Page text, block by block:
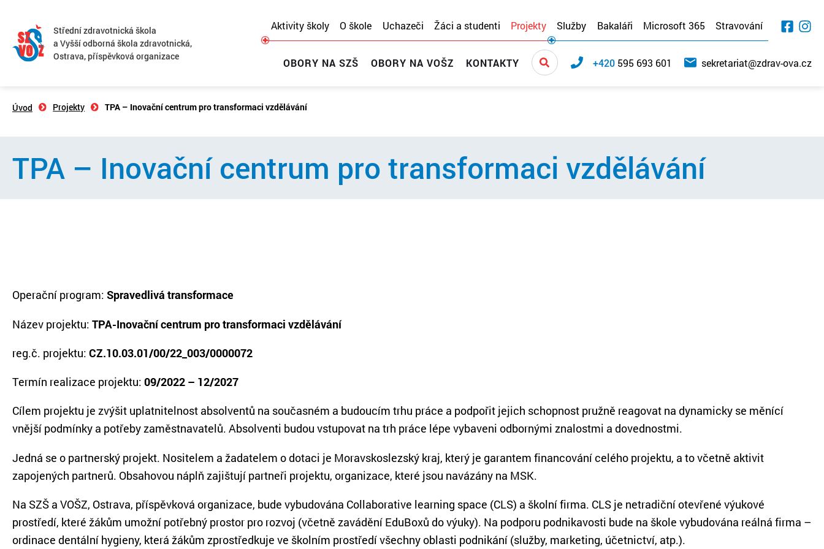
Střední zdravotnická škola
a Vyšší odborná škola zdravotnická,
Ostrava, příspěvková organizace
Aktivity školy O škole Uchazeči Žáci a studenti Projekty Služby Bakaláři Microsoft 365 Stravování
OBORY NA SZŠ OBORY NA VOŠZ KONTAKTY +420 595 693 601 sekretariat@zdrav-ova.cz
Úvod Projekty TPA – Inovační centrum pro transformaci vzdělávání
TPA – Inovační centrum pro transformaci vzdělávání
Operační program: Spravedlivá transformace
Název projektu: TPA-Inovační centrum pro transformaci vzdělávání
reg.č. projektu: CZ.10.03.01/00/22_003/0000072
Termín realizace projektu: 09/2022 – 12/2027
Cílem projektu je zvýšit uplatnitelnost absolventů na současném a budoucím trhu práce a podpořit jejich schopnost pružně reagovat na dynamicky se měnící
vnější podmínky a potřeby zaměstnavatelů. Absolventi budou vstupovat na trh práce lépe vybaveni odbornými znalostmi a dovednostmi.
Jedná se o partnerský projekt. Nositelem a žadatelem o dotaci je Moravskoslezský kraj, který je garantem financování celého projektu, a to včetně aktivit
zapojených partnerů. Obsahovou náplň zajištují partneři projektu, organizace, které jsou navázány na MSK.
Na SZŠ a VOŠZ, Ostrava, příspěvková organizace, bude vybudována Collaborative learning space (CLS) a školní firma. CLS je netradiční otevřené výukové
prostředí, které žákům umožní potřebný prostor pro rozvoj (včetně zavádění EduBoxů do výuky). Na podporu podnikavosti bude na škole vybudována reálná firma –
ordinace dentální hygieny, která žákům zprostředkuje ve školním prostředí všechny oblasti podnikání (služby, marketing, účetnictví, atp.).